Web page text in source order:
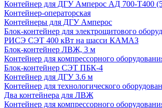
Контейнер для ДГУ Амперос АД 700-Т400
Контейнер-операторская
Контейнеры для ДГУ Амперос
Блок-контейнер для электрощитового
РИСЭ СЭТ 400 кВт на шасси КАМАЗ
Блок-контейнер ЛВЖ, 3 м
Контейнер для компрессорного
Блок-контейнер СЭТ ПБК-4
Контейнер для ДГУ 3.6 м
Контейнер для технологического
Два контейнера для ЛВЖ
Контейнер для компрессорного